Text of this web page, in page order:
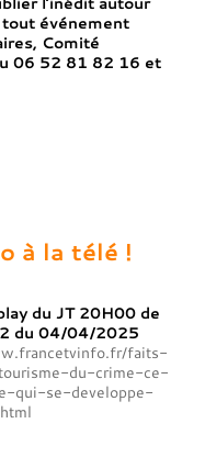
événement
Comité
06 52 81 82 16 et
à la télé !
du JT 20H00 de
2 du 04/04/2025
faits-
du-crime-ce-
qui-se-developpe-